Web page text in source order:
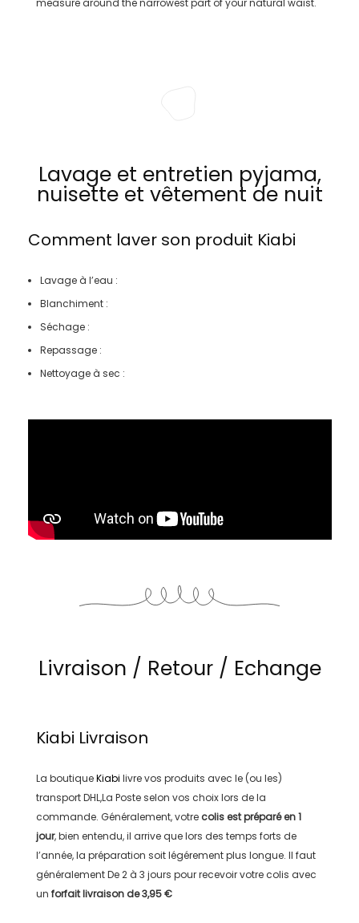
Lavage et entretien pyjama,
nuisette et vêtement de nuit
Comment laver son produit Kiabi
Lavage à l’eau :
Blanchiment :
Séchage :
Repassage :
Nettoyage à sec :
Livraison / Retour / Echange
Kiabi Livraison
La boutiqueKiabi livre vos produits avec le (ou les)
transportDHL,La Posteselon vos choix lors de la
commande. Généralement, votre colis est préparé en1
jour, bien entendu, il arrive que lors des temps forts de
l’année, la préparation soit légérement plus longue. Il faut
généralementDe 2 à 3 jours pour recevoir votre colis avec
un forfait livraison de3,95 €